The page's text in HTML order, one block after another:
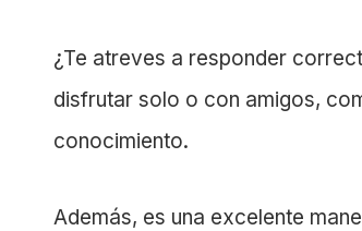
¿Te atreves a responder
disfrutar solo o con amigos,
conocimiento.
Además, es una excelente